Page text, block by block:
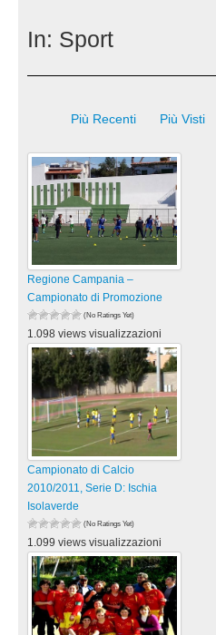
In: Sport
Più Recenti Più Visti
Regione Campania –
Campionato di Promozione
(No Ratings Yet)
1.098 views visualizzazioni
Campionato di Calcio
2010/2011, Serie D: Ischia
Isolaverde
(No Ratings Yet)
1.099 views visualizzazioni